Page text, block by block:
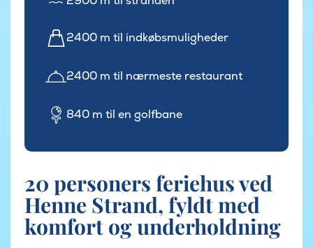
2400 m til indkøbsmuligheder
2400 m til nærmeste restaurant
840 m til en golfbane
20 personers feriehus ved
Henne Strand, fyldt med
komfort og underholdning